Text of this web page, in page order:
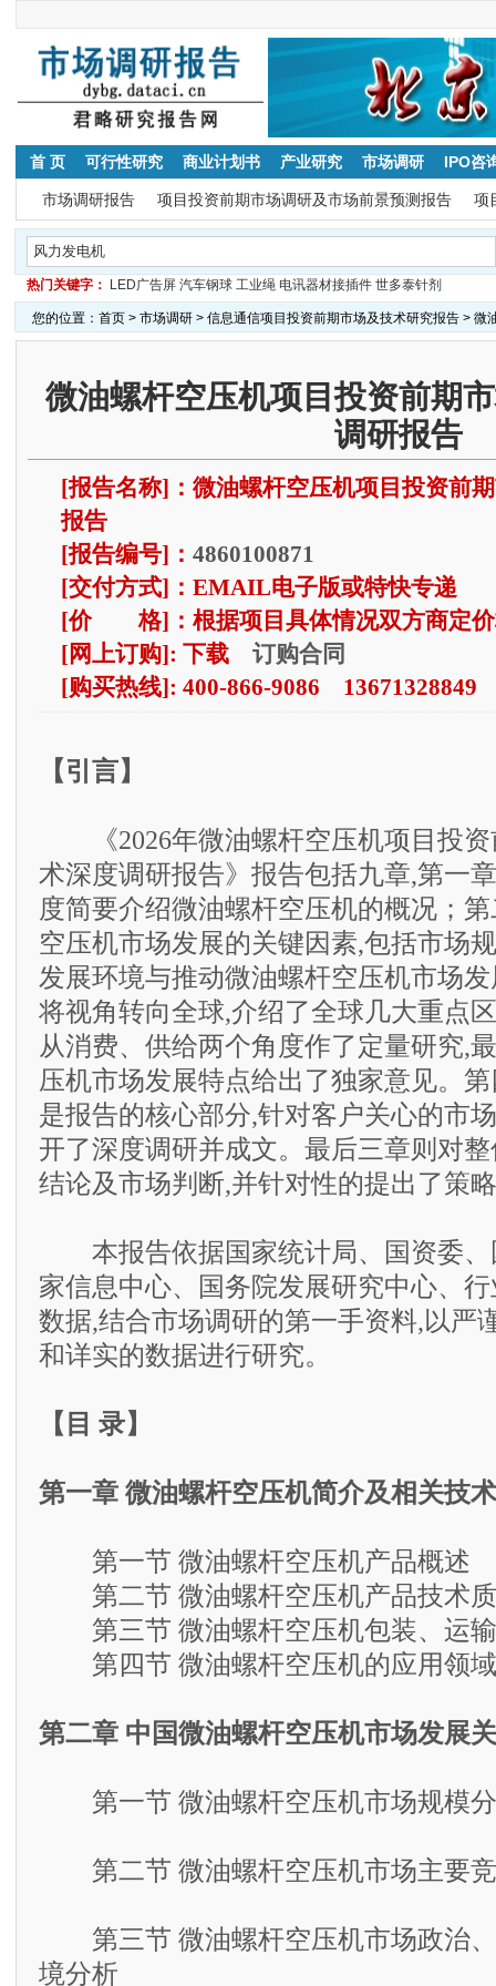
首 页 可行性研究 商业计划书 产业研究 市场调研 IPO咨
市场调研报告 项目投资前期市场调研及市场前景预测报告 项
热门关键字： LED广告屏 汽车钢球 工业绳 电讯器材接插件 世多泰针剂
您的位置： 首页> 市场调研> 信息通信项目投资前期市场及技术研究报告> 微
微油螺杆空压机项目投资前期
调研报告
[报告名称]：微油螺杆空压机项目投资前
报告
[报告编号]： 4860100871
[交付方式]：EMAIL电子版或特快专递
[价 格]：根据项目具体情况双方商定
[网上订购]: 下载 订购合同
[购买热线]: 400-866-9086 13671328849
【引言】
《2026年微油螺杆空压机项目投资
术深度调研报告》报告包括九章,第一
度简要介绍微油螺杆空压机的概况；
空压机市场发展的关键因素,包括市场
发展环境与推动微油螺杆空压机市场
将视角转向全球,介绍了全球几大重点
从消费、供给两个角度作了定量研究,
压机市场发展特点给出了独家意见。
是报告的核心部分,针对客户关心的市
开了深度调研并成文。最后三章则对
结论及市场判断,并针对性的提出了策
本报告依据国家统计局、国资委、
家信息中心、国务院发展研究中心、
数据,结合市场调研的第一手资料,以严
和详实的数据进行研究。
【目 录】
第一章 微油螺杆空压机简介及相关技
第一节 微油螺杆空压机产品概述
第二节 微油螺杆空压机产品技术
第三节 微油螺杆空压机包装、运输
第四节 微油螺杆空压机的应用领域
第二章 中国微油螺杆空压机市场发展
第一节 微油螺杆空压机市场规模分
第二节 微油螺杆空压机市场主要竞
第三节 微油螺杆空压机市场政治、
境分析